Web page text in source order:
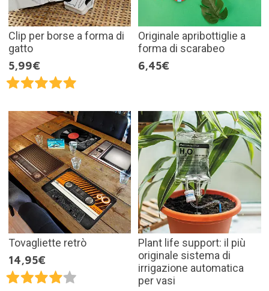
Clip per borse a forma di
gatto
5,99€
Originale apribottiglie a
forma di scarabeo
6,45€
Tovagliette retrò
14,95€
Plant life support: il più
originale sistema di
irrigazione automatica
per vasi